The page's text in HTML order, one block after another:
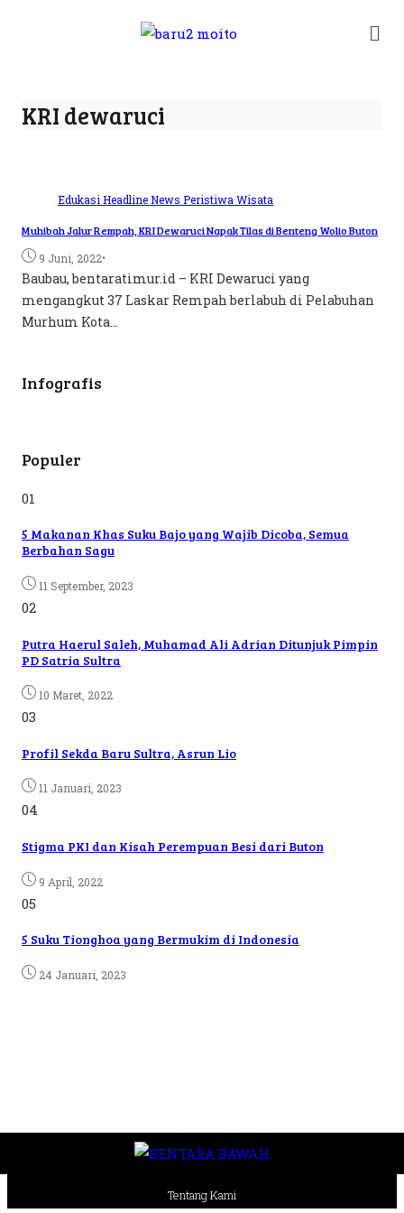
KRI dewaruci
EdukasiHeadlineNews PeristiwaWisata
Muhibah Jalur Rempah, KRI Dewaruci Napak Tilas di Benteng Wolio Buton
9 Juni, 2022•
Baubau, bentaratimur.id – KRI Dewaruci yang
mengangkut 37 Laskar Rempah berlabuh di Pelabuhan
Murhum Kota...
Infografis
Populer
01
5 Makanan Khas Suku Bajo yang Wajib Dicoba, Semua
Berbahan Sagu
11 September, 2023
02
Putra Haerul Saleh, Muhamad Ali Adrian Ditunjuk Pimpin
PD Satria Sultra
10 Maret, 2022
03
Profil Sekda Baru Sultra, Asrun Lio
11 Januari, 2023
04
Stigma PKI dan Kisah Perempuan Besi dari Buton
9 April, 2022
05
5 Suku Tionghoa yang Bermukim di Indonesia
24 Januari, 2023
Tentang Kami